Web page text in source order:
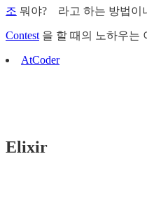
조 뭐야? 라고 하는 방법이
Contest 을 할 때의 노하우는
AtCoder
Elixir